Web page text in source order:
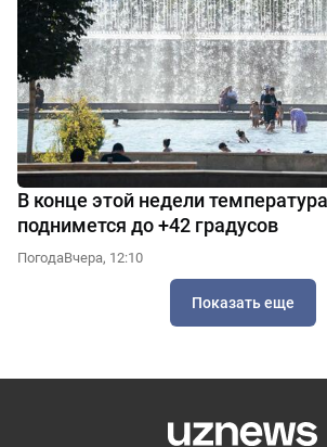
В конце этой недели
поднимется до +42 градусов
ПогодаВчера, 12:10
Показать еще